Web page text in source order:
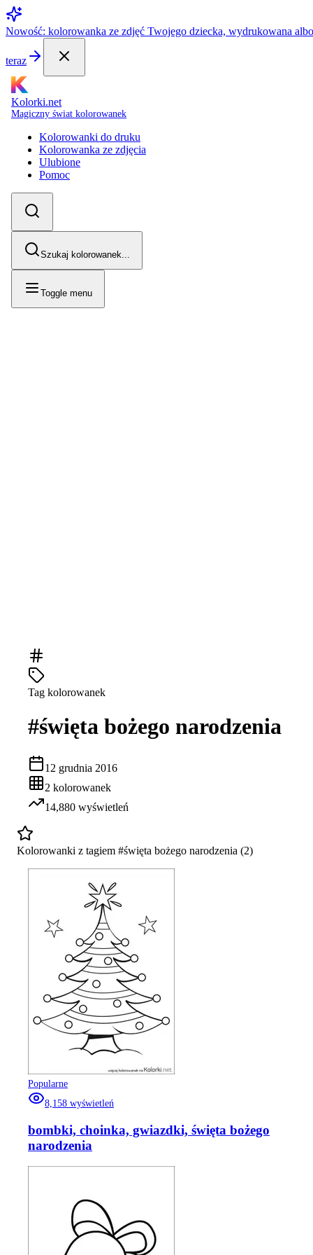
Nowość: kolorowanka ze zdjęć Twojego dziecka, wydrukowana
teraz
Kolorki.net
Magiczny świat kolorowanek
Kolorowanki do druku
Kolorowanka ze zdjęcia
Ulubione
Pomoc
Szukaj kolorowanek...
Toggle menu
Tag kolorowanek
#święta bożego narodzenia
12 grudnia 2016
2 kolorowanek
14,880 wyświetleń
Kolorowanki z tagiem #święta bożego narodzenia (2)
Popularne
8,158 wyświetleń
bombki, choinka, gwiazdki, święta bożego
narodzenia